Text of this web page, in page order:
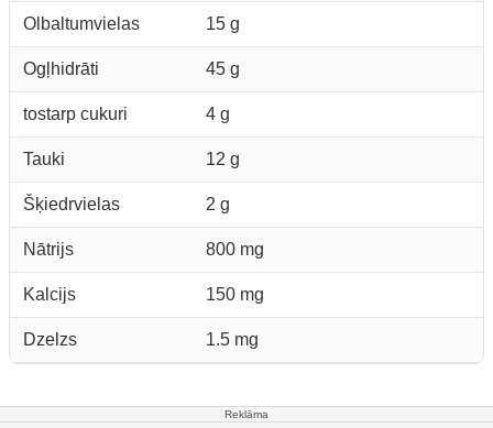
Olbaltumvielas 15 g
Ogļhidrāti 45 g
tostarp cukuri 4 g
Tauki 12 g
Šķiedrvielas 2 g
Nātrijs 800 mg
Kalcijs 150 mg
Dzelzs 1.5 mg
Reklāma